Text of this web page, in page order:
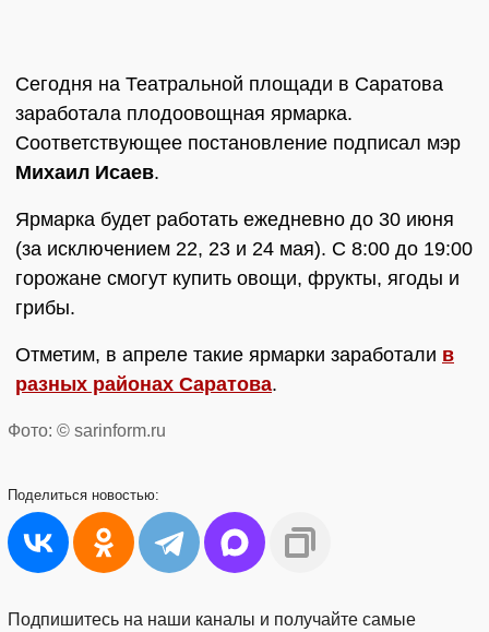
Сегодня на Театральной площади в Саратова
заработала плодоовощная ярмарка.
Соответствующее постановление подписал мэр
Михаил Исаев.
Ярмарка будет работать ежедневно до 30 июня
(за исключением 22, 23 и 24 мая). С 8:00 до 19:00
горожане смогут купить овощи, фрукты, ягоды и
грибы.
Отметим, в апреле такие ярмарки заработали в
разных районах Саратова.
Фото: © sarinform.ru
Поделиться новостью:
Подпишитесь на наши каналы и получайте самые